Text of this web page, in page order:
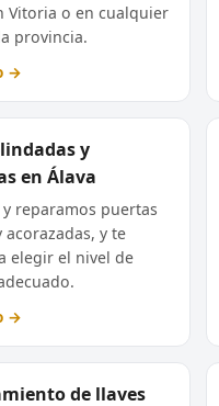
Vitoria o en cualquier
provincia.
→
y
en Álava
reparamos puertas
acorazadas, y te
elegir el nivel de
→
de llaves